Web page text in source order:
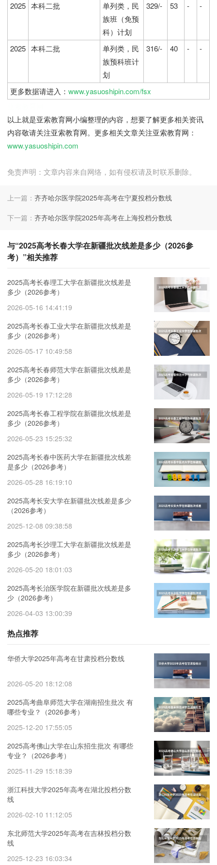
2025 本科二批
单列类，民
族班（免预
科）计划
329/- 53 - -
2025 本科二批
单列类，民
族预科班计
划
316/- 40 - -
更多数据请进入： www.yasuoshipin.com/fsx
以上就是亚索教育网小编整理的内容，想要了解更多相关资讯
内容敬请关注亚索教育网。更多相关文章关注亚索教育网：
www.yasuoshipin.com
免责声明：文章内容来自网络，如有侵权请及时联系删除。
上一篇： 齐齐哈尔医学院2025年高考在宁夏投档分数线
下一篇： 齐齐哈尔医学院2025年高考在上海投档分数线
与“2025高考长春大学在新疆批次线差是多少（2026参
考）”相关推荐
2025高考长春理工大学在新疆批次线差是
多少（2026参考）
2026-05-16 14:41:19
2025高考长春工业大学在新疆批次线差是
多少（2026参考）
2026-05-17 10:49:58
2025高考长春师范大学在新疆批次线差是
多少（2026参考）
2026-05-19 17:12:28
2025高考长春工程学院在新疆批次线差是
多少（2026参考）
2026-05-23 15:25:32
2025高考长春中医药大学在新疆批次线差
是多少（2026参考）
2026-05-28 16:19:10
2025高考长安大学在新疆批次线差是多少
（2026参考）
2025-12-08 09:38:58
2025高考长沙理工大学在新疆批次线差是
多少（2026参考）
2026-05-20 18:01:03
2025高考长治医学院在新疆批次线差是多
少（2026参考）
2026-04-03 13:00:39
热点推荐
华侨大学2025年高考在甘肃投档分数线
2026-05-20 18:12:08
2025高考曲阜师范大学在湖南招生批次 有
哪些专业？（2026参考）
2025-12-20 17:55:05
2025高考佛山大学在山东招生批次 有哪些
专业？（2026参考）
2025-11-29 15:18:39
浙江科技大学2025年高考在湖北投档分数
线
2026-02-10 11:12:05
东北师范大学2025年高考在吉林投档分数
线
2025-12-23 16:03:34